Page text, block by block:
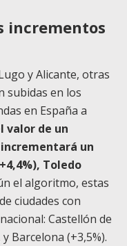
incrementos
y Alicante, otras
subidas en los
en España a
valor de un
un
Toledo
el algoritmo, estas
ciudades con
Castellón de
Barcelona (+3,5%).